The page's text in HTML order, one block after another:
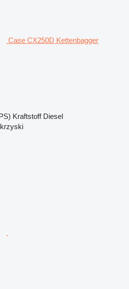
Case CX250D Kettenbagger
Kraftstoff Diesel